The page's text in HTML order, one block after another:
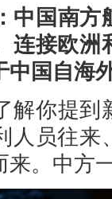
中国南方
连接欧洲
中国自海
解你提到
人员往来
来。中方